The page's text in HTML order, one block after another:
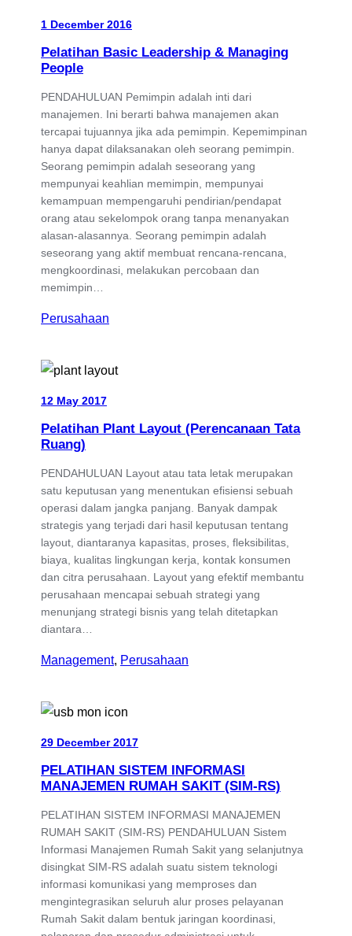
1 December 2016
Pelatihan Basic Leadership & Managing
People
PENDAHULUAN Pemimpin adalah inti dari
manajemen. Ini berarti bahwa manajemen akan
tercapai tujuannya jika ada pemimpin. Kepemimpinan
hanya dapat dilaksanakan oleh seorang pemimpin.
Seorang pemimpin adalah seseorang yang
mempunyai keahlian memimpin, mempunyai
kemampuan mempengaruhi pendirian/pendapat
orang atau sekelompok orang tanpa menanyakan
alasan-alasannya. Seorang pemimpin adalah
seseorang yang aktif membuat rencana-rencana,
mengkoordinasi, melakukan percobaan dan
memimpin…
Perusahaan
12 May 2017
Pelatihan Plant Layout (Perencanaan Tata
Ruang)
PENDAHULUAN Layout atau tata letak merupakan
satu keputusan yang menentukan efisiensi sebuah
operasi dalam jangka panjang. Banyak dampak
strategis yang terjadi dari hasil keputusan tentang
layout, diantaranya kapasitas, proses, fleksibilitas,
biaya, kualitas lingkungan kerja, kontak konsumen
dan citra perusahaan. Layout yang efektif membantu
perusahaan mencapai sebuah strategi yang
menunjang strategi bisnis yang telah ditetapkan
diantara…
Management, Perusahaan
29 December 2017
PELATIHAN SISTEM INFORMASI
MANAJEMEN RUMAH SAKIT (SIM-RS)
PELATIHAN SISTEM INFORMASI MANAJEMEN
RUMAH SAKIT (SIM-RS) PENDAHULUAN Sistem
Informasi Manajemen Rumah Sakit yang selanjutnya
disingkat SIM-RS adalah suatu sistem teknologi
informasi komunikasi yang memproses dan
mengintegrasikan seluruh alur proses pelayanan
Rumah Sakit dalam bentuk jaringan koordinasi,